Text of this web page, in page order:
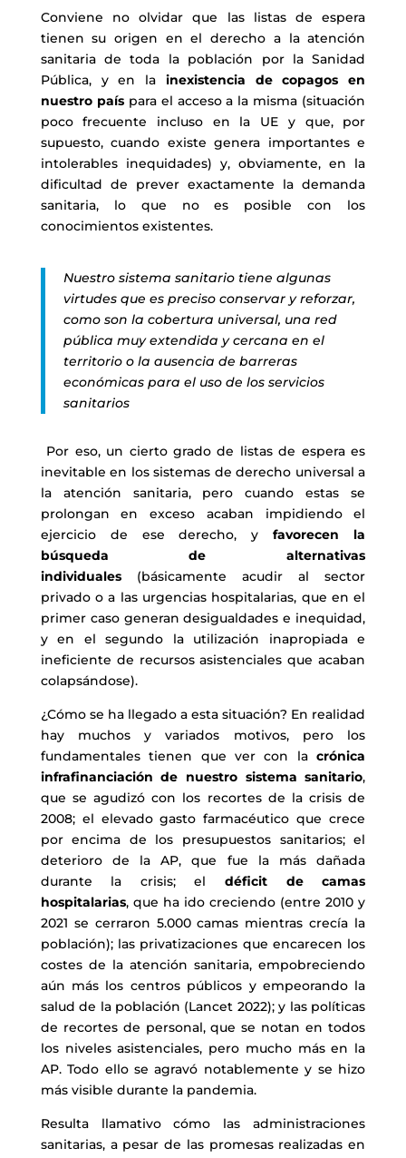
Conviene no olvidar que las listas de espera
tienen su origen en el derecho a la atención
sanitaria de toda la población por la Sanidad
Pública, y en la inexistencia de copagos en
nuestro paíspara el acceso a la misma (situación
poco frecuente incluso en la UE y que, por
supuesto, cuando existe genera importantes e
intolerables inequidades) y, obviamente, en la
dificultad de prever exactamente la demanda
sanitaria, lo que no es posible con los
conocimientos existentes.
Nuestro sistema sanitario tiene algunas
virtudes que es preciso conservar y reforzar,
como son la cobertura universal, una red
pública muy extendida y cercana en el
territorio o la ausencia de barreras
económicas para el uso de los servicios
sanitarios
Por eso, un cierto grado de listas de espera es
inevitable en los sistemas de derecho universal a
la atención sanitaria, pero cuando estas se
prolongan en exceso acaban impidiendo el
ejercicio de ese derecho, yfavorecen la
búsqueda de alternativas
individuales(básicamente acudir al sector
privado o a las urgencias hospitalarias, que en el
primer caso generan desigualdades e inequidad,
y en el segundo la utilización inapropiada e
ineficiente de recursos asistenciales que acaban
colapsándose).
¿Cómo se ha llegado a esta situación? En realidad
hay muchos y variados motivos, pero los
fundamentales tienen que ver con lacrónica
infrafinanciación de nuestro sistema sanitario,
que se agudizó con los recortes de la crisis de
2008; el elevado gasto farmacéutico que crece
por encima de los presupuestos sanitarios; el
deterioro de la AP, que fue la más dañada
durante la crisis; el déficit de camas
hospitalarias, que ha ido creciendo (entre 2010 y
2021 se cerraron 5.000 camas mientras crecía la
población); las privatizaciones que encarecen los
costes de la atención sanitaria, empobreciendo
aún más los centros públicos y empeorando la
salud de la población (Lancet 2022); y las políticas
de recortes de personal, que se notan en todos
los niveles asistenciales, pero mucho más en la
AP. Todo ello se agravó notablemente y se hizo
más visible durante la pandemia.
Resulta llamativo cómo las administraciones
sanitarias, a pesar de las promesas realizadas en